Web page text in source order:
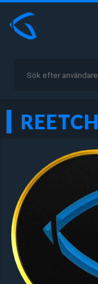
REETCH